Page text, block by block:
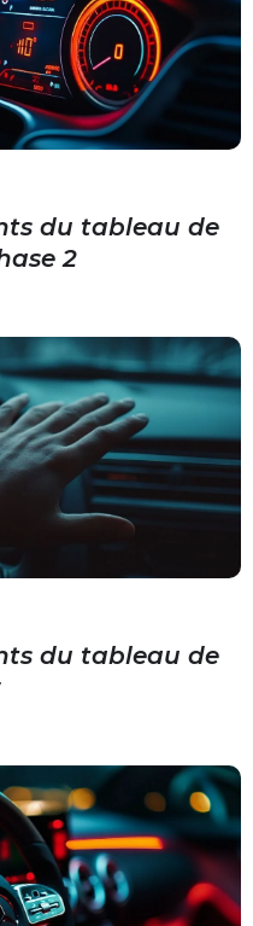
du tableau de
2
du tableau de